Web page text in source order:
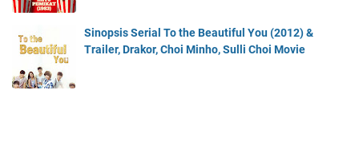
Sinopsis Serial To the Beautiful You (2012) &
Trailer, Drakor, Choi Minho, Sulli Choi Movie